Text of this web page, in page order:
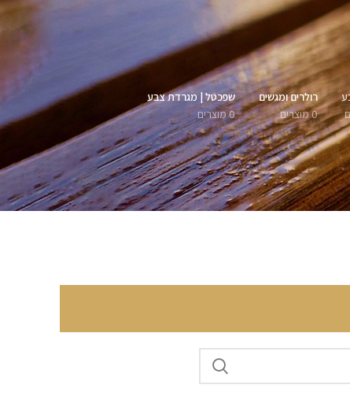
רולרים ומגשים
0 מוצרים
שפכטל | מגרדת צבע
0 מוצרים